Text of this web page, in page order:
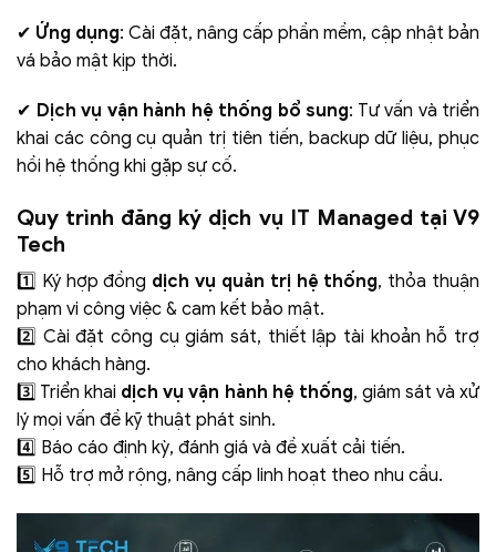
✔ Ứng dụng: Cài đặt, nâng cấp phần mềm, cập nhật bản
vá bảo mật kịp thời.
✔ Dịch vụ vận hành hệ thống bổ sung: Tư vấn và triển
khai các công cụ quản trị tiên tiến, backup dữ liệu, phục
hồi hệ thống khi gặp sự cố.
Quy trình đăng ký dịch vụ IT Managed tại V9
Tech
1️⃣ Ký hợp đồng dịch vụ quản trị hệ thống, thỏa thuận
phạm vi công việc & cam kết bảo mật.
2️⃣ Cài đặt công cụ giám sát, thiết lập tài khoản hỗ trợ
cho khách hàng.
3️⃣ Triển khai dịch vụ vận hành hệ thống, giám sát và xử
lý mọi vấn đề kỹ thuật phát sinh.
4️⃣ Báo cáo định kỳ, đánh giá và đề xuất cải tiến.
5️⃣ Hỗ trợ mở rộng, nâng cấp linh hoạt theo nhu cầu.